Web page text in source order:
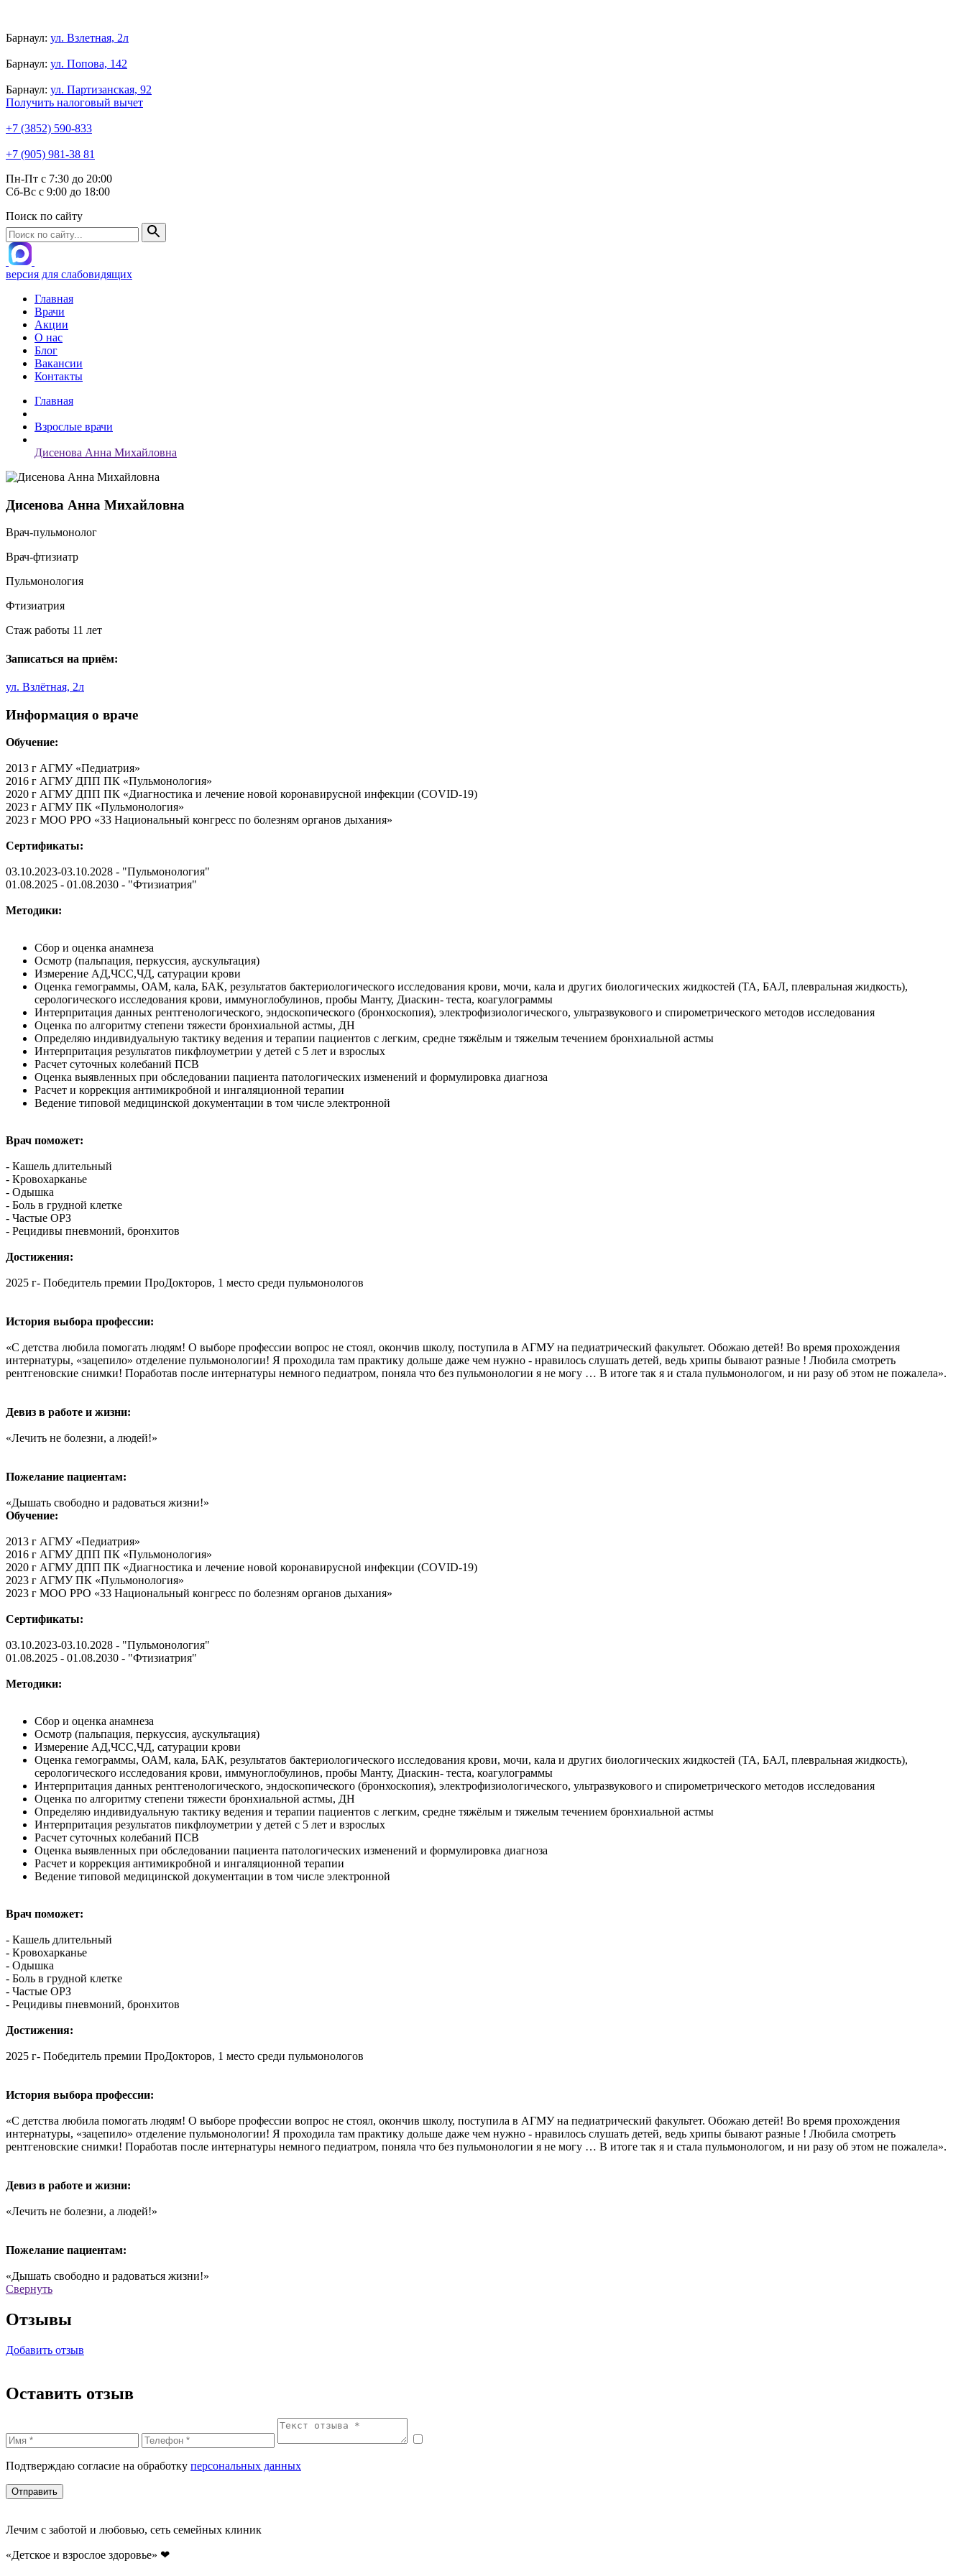
Барнаул: ул. Взлетная, 2л
Барнаул: ул. Попова, 142
Барнаул: ул. Партизанская, 92
Получить налоговый вычет
+7 (3852) 590-833
+7 (905) 981-38 81
Пн-Пт с 7:30 до 20:00
Сб-Вс с 9:00 до 18:00
Поиск по сайту
версия для слабовидящих
Главная
Врачи
Акции
О нас
Блог
Вакансии
Контакты
Главная
Взрослые врачи
Дисенова Анна Михайловна
Дисенова Анна Михайловна
Врач-пульмонолог
Врач-фтизиатр
Пульмонология
Фтизиатрия
Стаж работы 11 лет
Записаться на приём:
ул. Взлётная, 2л
Информация о враче
Обучение:
2013 г АГМУ «Педиатрия»
2016 г АГМУ ДПП ПК «Пульмонология»
2020 г АГМУ ДПП ПК «Диагностика и лечение новой коронавирусной инфекции (COVID-19)
2023 г АГМУ ПК «Пульмонология»
2023 г МОО РРО «33 Национальный конгресс по болезням органов дыхания»
Сертификаты:
03.10.2023-03.10.2028 - "Пульмонология"
01.08.2025 - 01.08.2030 - "Фтизиатрия"
Методики:
Сбор и оценка анамнеза
Осмотр (пальпация, перкуссия, аускультация)
Измерение АД,ЧСС,ЧД, сатурации крови
Оценка гемограммы, ОАМ, кала, БАК, результатов бактериологического исследования крови, мочи, кала и других биологических жидкостей (ТА, БАЛ, плевральная жидкость),
серологического исследования крови, иммуноглобулинов, пробы Манту, Диаскин- теста, коагулограммы
Интерпритация данных рентгенологического, эндоскопического (бронхоскопия), электрофизиологического, ультразвукового и спирометрического методов исследования
Оценка по алгоритму степени тяжести бронхиальной астмы, ДН
Определяю индивидуальную тактику ведения и терапии пациентов с легким, средне тяжёлым и тяжелым течением бронхиальной астмы
Интерпритация результатов пикфлоуметрии у детей с 5 лет и взрослых
Расчет суточных колебаний ПСВ
Оценка выявленных при обследовании пациента патологических изменений и формулировка диагноза
Расчет и коррекция антимикробной и ингаляционной терапии
Ведение типовой медицинской документации в том числе электронной
Врач поможет:
- Кашель длительный
- Кровохарканье
- Одышка
- Боль в грудной клетке
- Частые ОРЗ
- Рецидивы пневмоний, бронхитов
Достижения:
2025 г- Победитель премии ПроДокторов, 1 место среди пульмонологов
История выбора профессии:
«‎С детства любила помогать людям! О выборе профессии вопрос не стоял, окончив школу, поступила в АГМУ на педиатрический факультет. Обожаю детей! Во время прохождения
интернатуры, «зацепило» отделение пульмонологии! Я проходила там практику дольше даже чем нужно - нравилось слушать детей, ведь хрипы бывают разные ! Любила смотреть
рентгеновские снимки! Поработав после интернатуры немного педиатром, поняла что без пульмонологии я не могу … В итоге так я и стала пульмонологом, и ни разу об этом не пожалела»‎.
Девиз в работе и жизни:
«‎Лечить не болезни, а людей!»‎
Пожелание пациентам:
«Дышать свободно и радоваться жизни!»
Обучение:
2013 г АГМУ «Педиатрия»
2016 г АГМУ ДПП ПК «Пульмонология»
2020 г АГМУ ДПП ПК «Диагностика и лечение новой коронавирусной инфекции (COVID-19)
2023 г АГМУ ПК «Пульмонология»
2023 г МОО РРО «33 Национальный конгресс по болезням органов дыхания»
Сертификаты:
03.10.2023-03.10.2028 - "Пульмонология"
01.08.2025 - 01.08.2030 - "Фтизиатрия"
Методики:
Сбор и оценка анамнеза
Осмотр (пальпация, перкуссия, аускультация)
Измерение АД,ЧСС,ЧД, сатурации крови
Оценка гемограммы, ОАМ, кала, БАК, результатов бактериологического исследования крови, мочи, кала и других биологических жидкостей (ТА, БАЛ, плевральная жидкость),
серологического исследования крови, иммуноглобулинов, пробы Манту, Диаскин- теста, коагулограммы
Интерпритация данных рентгенологического, эндоскопического (бронхоскопия), электрофизиологического, ультразвукового и спирометрического методов исследования
Оценка по алгоритму степени тяжести бронхиальной астмы, ДН
Определяю индивидуальную тактику ведения и терапии пациентов с легким, средне тяжёлым и тяжелым течением бронхиальной астмы
Интерпритация результатов пикфлоуметрии у детей с 5 лет и взрослых
Расчет суточных колебаний ПСВ
Оценка выявленных при обследовании пациента патологических изменений и формулировка диагноза
Расчет и коррекция антимикробной и ингаляционной терапии
Ведение типовой медицинской документации в том числе электронной
Врач поможет:
- Кашель длительный
- Кровохарканье
- Одышка
- Боль в грудной клетке
- Частые ОРЗ
- Рецидивы пневмоний, бронхитов
Достижения:
2025 г- Победитель премии ПроДокторов, 1 место среди пульмонологов
История выбора профессии:
«‎С детства любила помогать людям! О выборе профессии вопрос не стоял, окончив школу, поступила в АГМУ на педиатрический факультет. Обожаю детей! Во время прохождения
интернатуры, «зацепило» отделение пульмонологии! Я проходила там практику дольше даже чем нужно - нравилось слушать детей, ведь хрипы бывают разные ! Любила смотреть
рентгеновские снимки! Поработав после интернатуры немного педиатром, поняла что без пульмонологии я не могу … В итоге так я и стала пульмонологом, и ни разу об этом не пожалела»‎.
Девиз в работе и жизни:
«‎Лечить не болезни, а людей!»‎
Пожелание пациентам:
«Дышать свободно и радоваться жизни!»
Свернуть
Отзывы
Добавить отзыв
Оставить отзыв
Подтверждаю согласие на обработку персональных данных
Отправить
Лечим с заботой и любовью, сеть семейных клиник
«Детское и взрослое здоровье» ❤